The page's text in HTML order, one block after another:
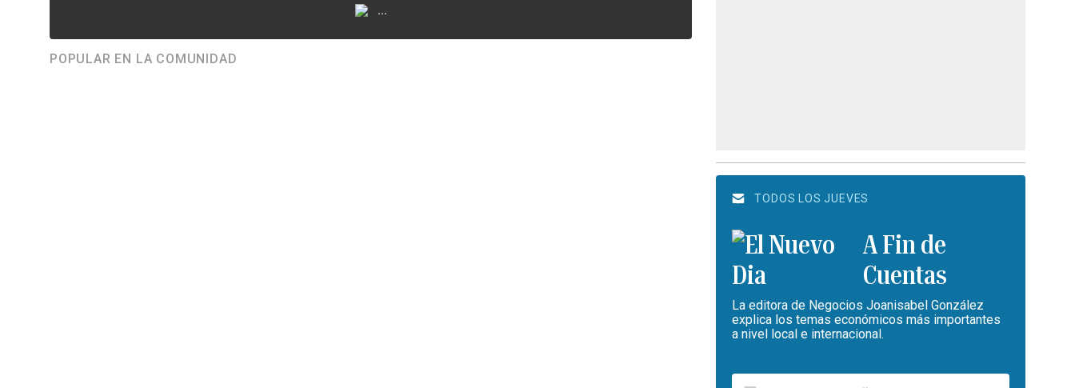
...
POPULAR EN LA COMUNIDAD
TODOS LOS JUEVES
A Fin de
Cuentas
La editora de Negocios Joanisabel González
explica los temas económicos más importantes
a nivel local e internacional.